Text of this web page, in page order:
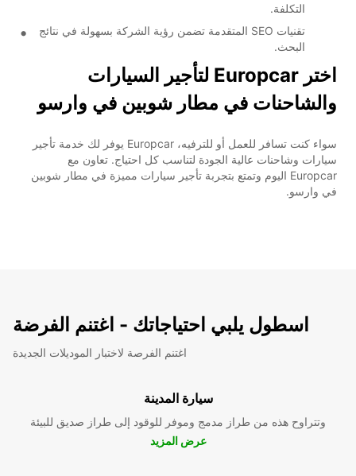
التكلفة.
تقنيات SEO المتقدمة تضمن رؤية الشركة بسهولة في نتائج
البحث.
اختر Europcar لتأجير السيارات
والشاحنات في مطار شوبين في وارسو
سواء كنت تسافر للعمل أو للترفيه، Europcar يوفر لك خدمة تأجير
سيارات وشاحنات عالية الجودة لتناسب كل احتياج. تعاون مع
Europcar اليوم وتمتع بتجربة تأجير سيارات مميزة في مطار شوبين
في وارسو.
اسطول يلبي احتياجاتك - اغتنم الفرضة
اغتنم الفرصة لاختبار الموديلات الجديدة
سيارة المدينة
وتتراوح هذه من طراز مدمج وموفر للوقود إلى طراز صديق للبيئة
عرض المزيد